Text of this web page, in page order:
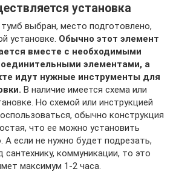
установка
выбран, место подготовлено,
установке. Обычно этот элемент
вместе с необходимыми
элементами, а
идут нужные инструменты для
В наличие имеется схема или
Но схемой или инструкцией
обычно конструкция
что ее можно установить
А если не нужно будет подрезать,
сантехнику, коммуникации, то это
максимум 1-2 часа.